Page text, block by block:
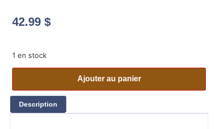
42.99 $
1 en stock
Ajouter au panier
Description